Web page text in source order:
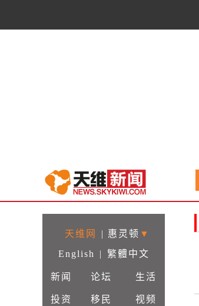
天维网 | 惠灵顿 ▼
English
| 繁體中文
新闻 论坛 生活
投资 移民 视频